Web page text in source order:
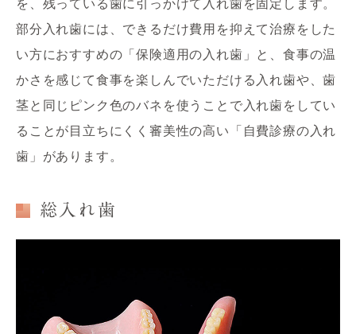
を、残っている歯に引っかけて入れ歯を固定します。
部分入れ歯には、できるだけ費用を抑えて治療をした
い方におすすめの「保険適用の入れ歯」と、食事の温
かさを感じて食事を楽しんでいただける入れ歯や、歯
茎と同じピンク色のバネを使うことで入れ歯をしてい
ることが目立ちにくく審美性の高い「自費診療の入れ
歯」があります。
総入れ歯